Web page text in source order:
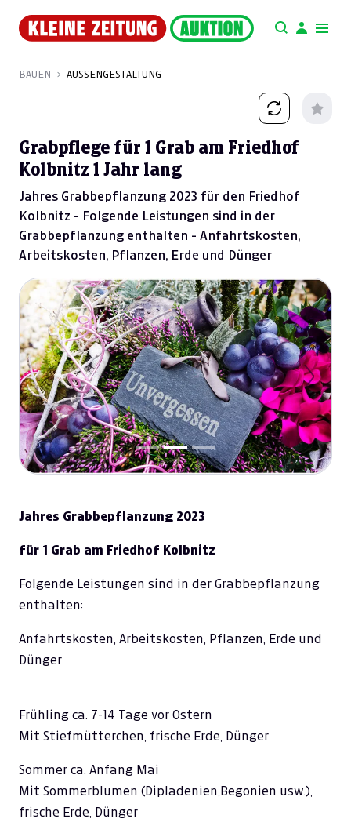
BAUEN AUSSENGESTALTUNG
Grabpflege für 1 Grab am Friedhof
Kolbnitz 1 Jahr lang
Jahres Grabbepflanzung 2023 für den Friedhof
Kolbnitz - Folgende Leistungen sind in der
Grabbepflanzung enthalten - Anfahrtskosten,
Arbeitskosten, Pflanzen, Erde und Dünger
Previous Next
Jahres Grabbepflanzung 2023
für 1 Grab am Friedhof Kolbnitz
Folgende Leistungen sind in der Grabbepflanzung
enthalten:
Anfahrtskosten, Arbeitskosten, Pflanzen, Erde und
Dünger
Frühling ca. 7-14 Tage vor Ostern
Mit Stiefmütterchen, frische Erde, Dünger
Sommer ca. Anfang Mai
Mit Sommerblumen (Dipladenien,Begonien usw.),
frische Erde, Dünger